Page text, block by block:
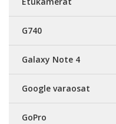
G740
Galaxy Note 4
Google varaosat
GoPro